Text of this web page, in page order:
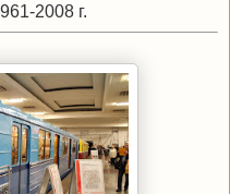
2008 г.